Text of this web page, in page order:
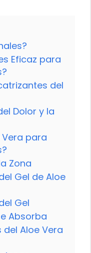
Eficaz para
del
Dolor y la
para
Zona
Gel de Aloe
Gel
Absorba
Aloe Vera